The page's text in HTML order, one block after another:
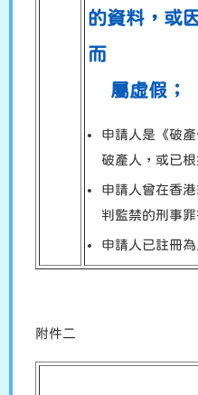
的資料，或
而
屬虛假；
申請人是《破
破產人，或已
申請人曾在香
判監禁的刑事
申請人已註冊
附件二